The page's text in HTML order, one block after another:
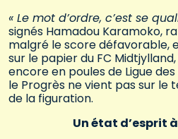
« Le mot d’ordre, c’est se
signés Hamadou Karamoko,
malgré le score défavorable,
sur le papier du FC
encore en poules de Ligue
le Progrès ne vient pas sur le
de la figuration.
Un état d’esprit